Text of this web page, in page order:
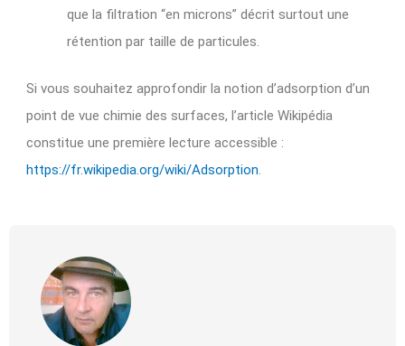
que la filtration “en microns” décrit surtout une
rétention par taille de particules.
Si vous souhaitez approfondir la notion d’adsorption d’un
point de vue chimie des surfaces, l’article Wikipédia
constitue une première lecture accessible :
https://fr.wikipedia.org/wiki/Adsorption.